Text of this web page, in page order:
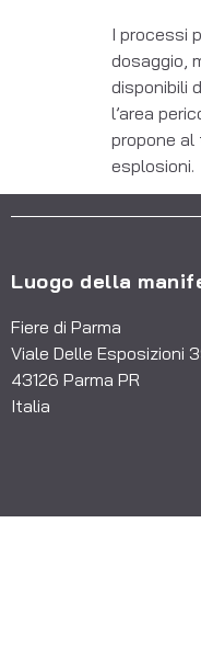
I processi
dosaggio,
disponibili
l’area
propone al
esplosioni.
Luogo della
Fiere di Parma
Viale Delle Esposizioni
43126 Parma PR
Italia